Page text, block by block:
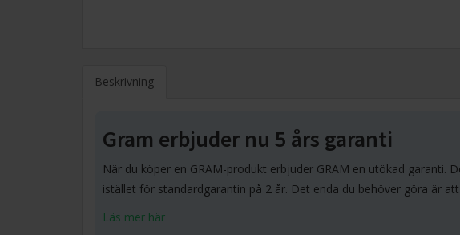
Beskrivning
Gram erbjuder nu 5 års garanti
När du köper en GRAM-produkt erbjuder GRAM en utökad garanti.
istället för standardgarantin på 2 år. Det enda du behöver göra är
Läs mer här